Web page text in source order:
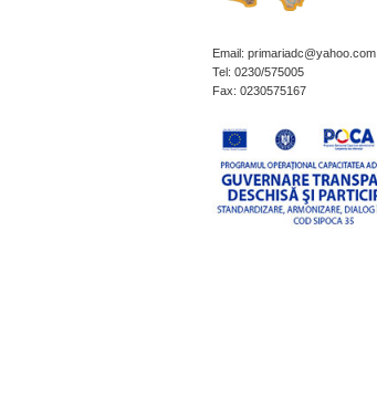
Email: primariadc@yahoo.com
Tel: 0230/575005
Fax: 0230575167